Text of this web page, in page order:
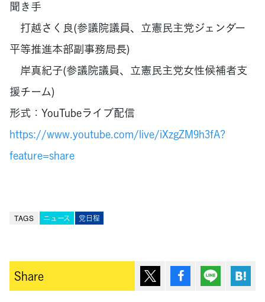
聞き手
打越さく良(参議院議員、立憲民主党ジェンダー
平等推進本部副事務局長)
岸真紀子(参議院議員、立憲民主党女性候補者支
援チーム)
形式：YouTubeライブ配信
https://www.youtube.com/live/iXzgZM9h3fA?
feature=share
TAGS ニュース 党日程
Share ポスト シェア Lineで送